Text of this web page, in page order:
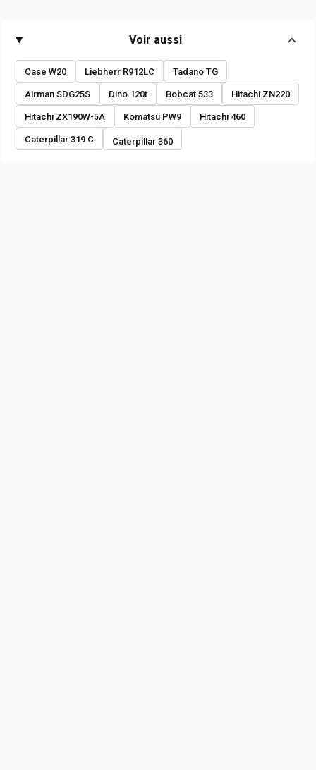
Voir aussi
Case W20 Liebherr R912LC Tadano TG
Airman SDG25S Dino 120t Bobcat 533 Hitachi ZN220
Hitachi ZX190W-5A Komatsu PW9 Hitachi 460
Caterpillar 319 C Caterpillar 360